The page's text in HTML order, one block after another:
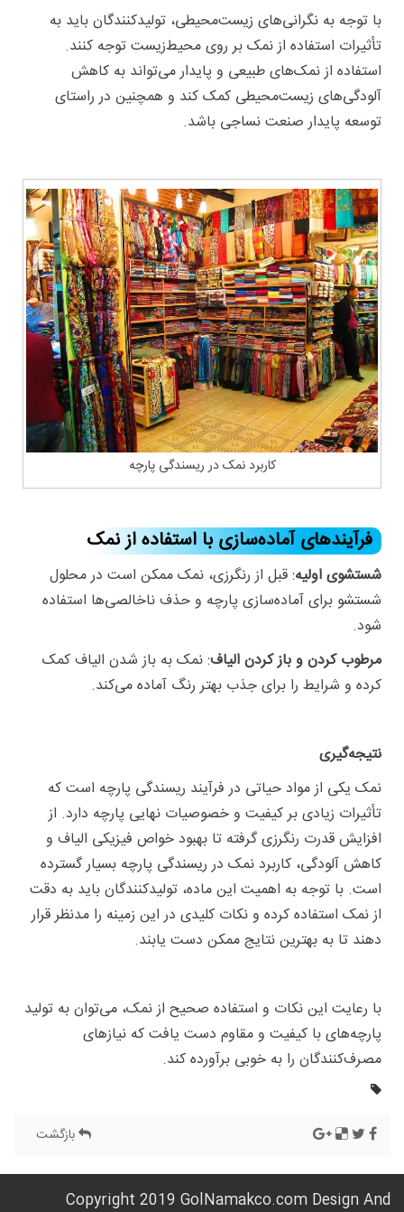
با توجه به نگرانی‌های زیست‌محیطی، تولیدکنندگان باید به
تأثیرات استفاده از نمک بر روی محیط‌زیست توجه کنند.
استفاده از نمک‌های طبیعی و پایدار می‌تواند به کاهش
آلودگی‌های زیست‌محیطی کمک کند و همچنین در راستای
توسعه پایدار صنعت نساجی باشد.
کاربرد نمک در ریسندگی پارچه
فرآیندهای آماده‌سازی با استفاده از نمک
شستشوی اولیه: قبل از رنگرزی، نمک ممکن است در محلول
شستشو برای آماده‌سازی پارچه و حذف ناخالصی‌ها استفاده
شود.
مرطوب کردن و باز کردن الیاف: نمک به باز شدن الیاف کمک
کرده و شرایط را برای جذب بهتر رنگ آماده می‌کند.
نتیجه‌گیری
نمک یکی از مواد حیاتی در فرآیند ریسندگی پارچه است که
تأثیرات زیادی بر کیفیت و خصوصیات نهایی پارچه دارد. از
افزایش قدرت رنگرزی گرفته تا بهبود خواص فیزیکی الیاف و
کاهش آلودگی، کاربرد نمک در ریسندگی پارچه بسیار گسترده
است. با توجه به اهمیت این ماده، تولیدکنندگان باید به دقت
از نمک استفاده کرده و نکات کلیدی در این زمینه را مدنظر قرار
دهند تا به بهترین نتایج ممکن دست یابند.
با رعایت این نکات و استفاده صحیح از نمک، می‌توان به تولید
پارچه‌های با کیفیت و مقاوم دست یافت که نیازهای
مصرف‌کنندگان را به خوبی برآورده کند.
بازگشت
Copyright 2019 GolNamakco.com Design And